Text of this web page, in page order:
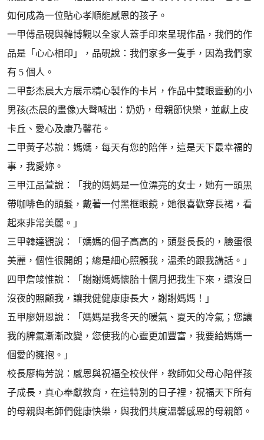
如何成為一位貼心孝順能感恩的孩子。
一甲傅品硯與韓博觀以全家人蓋手印來呈現作品，我們的作
品是「心心相印」，品硯說：我們家多一隻手，因為我們家
有 5 個人。
二甲彭杰晨大方展示精心製作的卡片，作品中雙眼靈動的小
男孩(杰晨的畫像)大聲喊出：奶奶，母親節快樂，並獻上皮
卡丘、愛心及康乃馨花。
二甲黃子芯說：媽媽，每天有您的陪伴，這是天下最幸福的
事，我愛妳。
三甲江品萱說：「我的媽媽是一位漂亮的女士，她有一頭黑
帶咖啡色的頭髮，戴著一付黑框眼鏡，她很喜歡穿長裙，看
起來非常美麗。」
三甲韓達觀說：「媽媽的個子高高的，頭髮長長的，臉蛋很
美麗，個性很開朗；總是細心照顧我，溫柔的跟我講話。」
四甲詹竣惟說：「謝謝媽媽懷胎十個月把我生下來，還沒日
沒夜的照顧我，讓我健健康康長大，謝謝媽媽！」
五甲廖妍恩說：「媽媽是我冬天的暖氣、夏天的冷氣；您讓
我的脾氣漸漸改變，您使我的心靈更加豐富，我要給媽媽一
個愛的擁抱。」
校長廖梅芳說：感恩與祝福全校伙伴，教師如父母心陪伴孩
子成長，真心奉獻教育，在這特別的日子裡，祝福天下所有
的母親與老師們健康快樂，與我們共度溫馨感恩的母親節。